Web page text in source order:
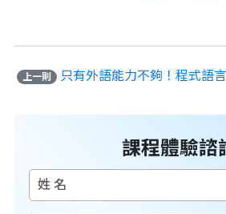
上一則 只有外語能力不夠！程式語言才
課程體驗諮